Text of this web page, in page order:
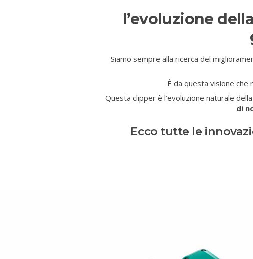
l’evoluzione
Siamo sempre alla ricerca del
È da questa visione che
Questa clipper è l’evoluzione naturale
di
Ecco tutte le